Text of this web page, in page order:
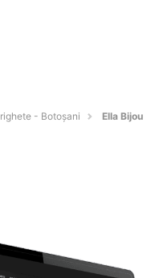
- Botoşani Ella Bijou